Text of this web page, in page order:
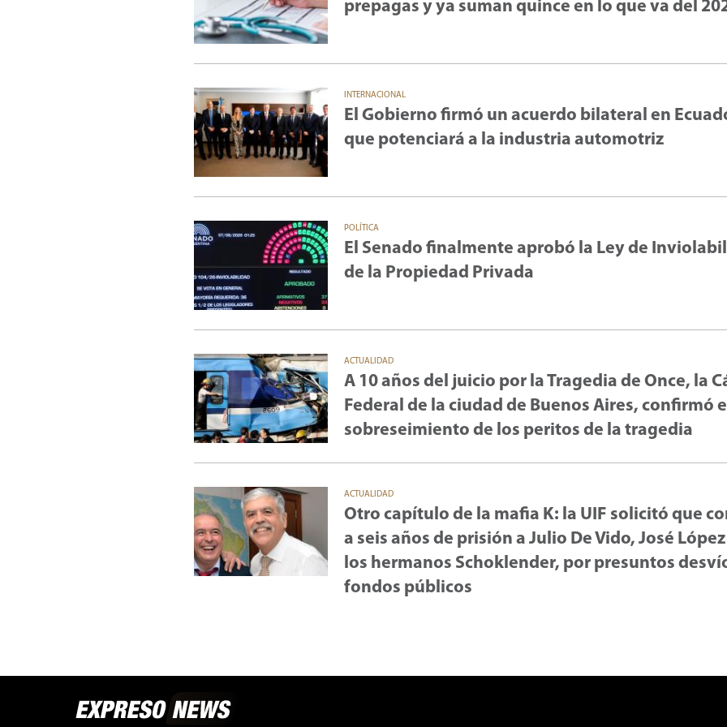
prepagas y ya suman quince en lo que va del
INTERNACIONAL
El Gobierno firmó un acuerdo bilateral en
que potenciará a la industria automotriz
POLÍTICA
El Senado finalmente aprobó la Ley de
de la Propiedad Privada
ACTUALIDAD
A 10 años del juicio por la Tragedia de Once, la
Federal de la ciudad de Buenos Aires, confirmó
sobreseimiento de los peritos de la tragedia
ACTUALIDAD
Otro capítulo de la mafia K: la UIF solicitó que
a seis años de prisión a Julio De Vido, José López
los hermanos Schoklender, por presuntos
fondos públicos